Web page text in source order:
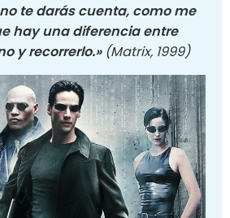
te darás cuenta, como me
hay una diferencia entre
y recorrerlo.» (Matrix, 1999)